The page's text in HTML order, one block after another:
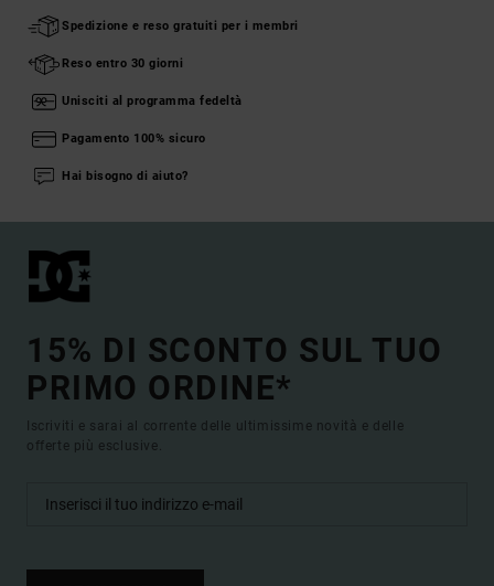
Spedizione e reso gratuiti per i membri
Reso entro 30 giorni
Unisciti al programma fedeltà
Pagamento 100% sicuro
Hai bisogno di aiuto?
15% DI SCONTO SUL TUO
PRIMO ORDINE*
Iscriviti e sarai al corrente delle ultimissime novità e delle
offerte più esclusive.